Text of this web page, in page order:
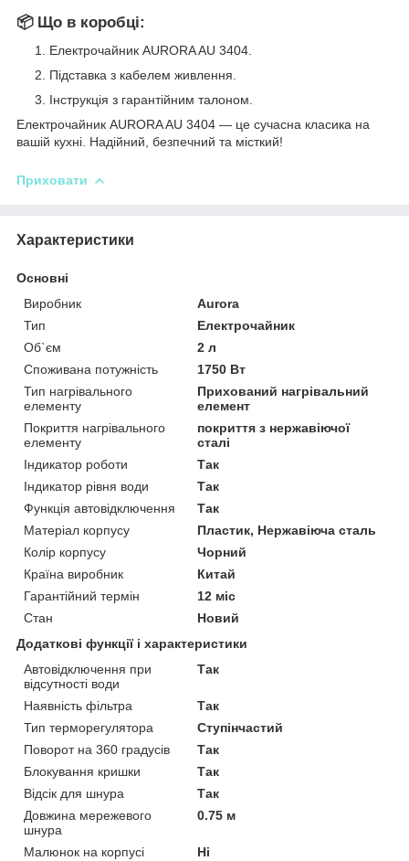
📦 Що в коробці:
Електрочайник AURORA AU 3404.
Підставка з кабелем живлення.
Інструкція з гарантійним талоном.
Електрочайник AURORA AU 3404 — це сучасна класика на
вашій кухні. Надійний, безпечний та місткий!
Приховати
Характеристики
Основні
Виробник
Aurora
Тип
Електрочайник
Об`єм
2 л
Споживана потужність
1750 Вт
Тип нагрівального
елементу
Прихований нагрівальний
елемент
Покриття нагрівального
елементу
покриття з нержавіючої
сталі
Індикатор роботи
Так
Індикатор рівня води
Так
Функція автовідключення
Так
Матеріал корпусу
Пластик, Нержавіюча сталь
Колір корпусу
Чорний
Країна виробник
Китай
Гарантійний термін
12 міс
Стан
Новий
Додаткові функції і характеристики
Автовідключення при
відсутності води
Так
Наявність фільтра
Так
Тип терморегулятора
Ступінчастий
Поворот на 360 градусів
Так
Блокування кришки
Так
Відсік для шнура
Так
Довжина мережевого
шнура
0.75 м
Малюнок на корпусі Ні